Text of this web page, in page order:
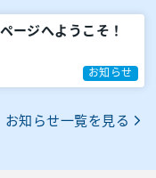
ージへようこそ！
お知らせ
お知らせ一覧を見る